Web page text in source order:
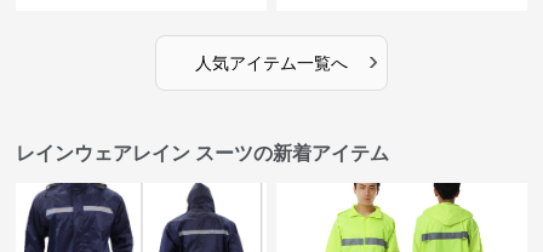
人気アイテム一覧へ ›
レインウェアレイン スーツの新着アイテム